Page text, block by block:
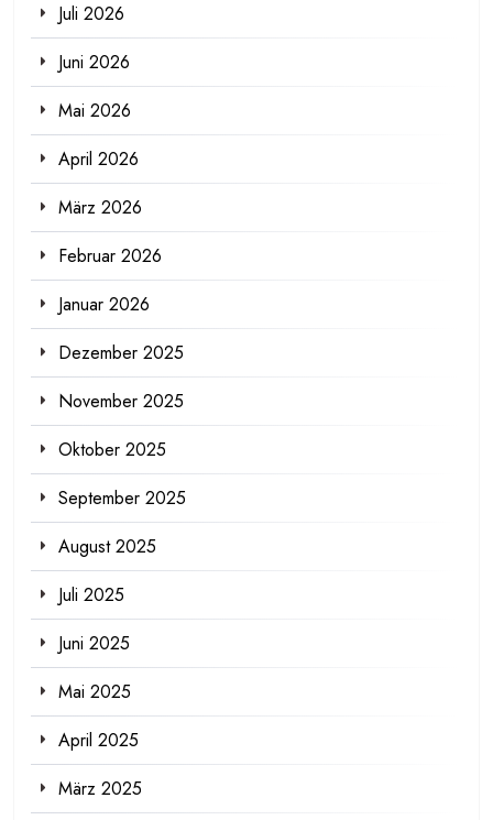
Juli 2026
Juni 2026
Mai 2026
April 2026
März 2026
Februar 2026
Januar 2026
Dezember 2025
November 2025
Oktober 2025
September 2025
August 2025
Juli 2025
Juni 2025
Mai 2025
April 2025
März 2025